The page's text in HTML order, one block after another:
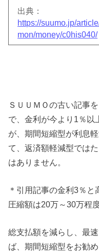
出典：
https://suumo.jp/
mon/money/c0his040/
ＳＵＵＭＯの古い記事
で、金利が今より1％以
が、期間短縮型が利息
て、返済額軽減型では
はありません。
＊引用記事の金利3％
圧縮額は20万～30万程
総支払額を減らし、最
ば、期間短縮型をお勧め